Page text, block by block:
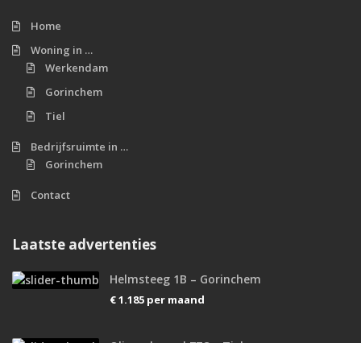
Home
Woning in …
Werkendam
Gorinchem
Tiel
Bedrijfsruimte in …
Gorinchem
Contact
Laatste advertenties
Helmsteeg 1B – Gorinchem
€ 1.185 per maand